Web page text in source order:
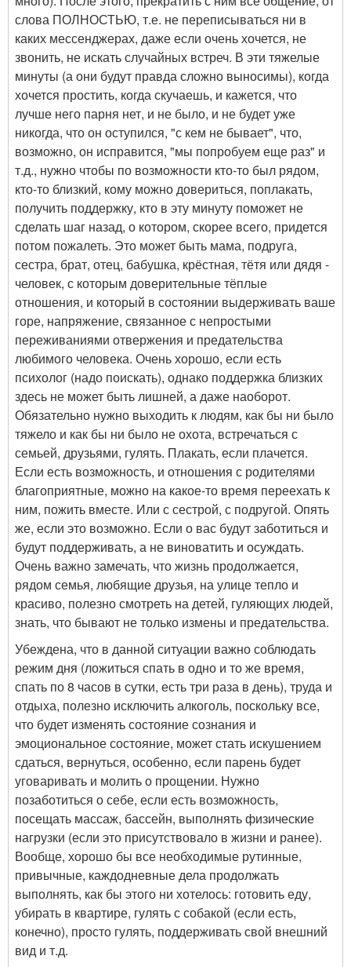
слова ПОЛНОСТЬЮ, т.е. не переписываться ни в
каких мессенджерах, даже если очень хочется, не
звонить, не искать случайных встреч. В эти тяжелые
минуты (а они будут правда сложно выносимы), когда
хочется простить, когда скучаешь, и кажется, что
лучше него парня нет, и не было, и не будет уже
никогда, что он оступился, "с кем не бывает", что,
возможно, он исправится, "мы попробуем еще раз" и
т.д., нужно чтобы по возможности кто-то был рядом,
кто-то близкий, кому можно довериться, поплакать,
получить поддержку, кто в эту минуту поможет не
сделать шаг назад, о котором, скорее всего, придется
потом пожалеть. Это может быть мама, подруга,
сестра, брат, отец, бабушка, крёстная, тётя или дядя -
человек, с которым доверительные тёплые
отношения, и который в состоянии выдерживать ваше
горе, напряжение, связанное с непростыми
переживаниями отвержения и предательства
любимого человека. Очень хорошо, если есть
психолог (надо поискать), однако поддержка близких
здесь не может быть лишней, а даже наоборот.
Обязательно нужно выходить к людям, как бы ни было
тяжело и как бы ни было не охота, встречаться с
семьей, друзьями, гулять. Плакать, если плачется.
Если есть возможность, и отношения с родителями
благоприятные, можно на какое-то время переехать к
ним, пожить вместе. Или с сестрой, с подругой. Опять
же, если это возможно. Если о вас будут заботиться и
будут поддерживать, а не виноватить и осуждать.
Очень важно замечать, что жизнь продолжается,
рядом семья, любящие друзья, на улице тепло и
красиво, полезно смотреть на детей, гуляющих людей,
знать, что бывают не только измены и предательства.
Убеждена, что в данной ситуации важно соблюдать
режим дня (ложиться спать в одно и то же время,
спать по 8 часов в сутки, есть три раза в день), труда и
отдыха, полезно исключить алкоголь, поскольку все,
что будет изменять состояние сознания и
эмоциональное состояние, может стать искушением
сдаться, вернуться, особенно, если парень будет
уговаривать и молить о прощении. Нужно
позаботиться о себе, если есть возможность,
посещать массаж, бассейн, выполнять физические
нагрузки (если это присутствовало в жизни и ранее).
Вообще, хорошо бы все необходимые рутинные,
привычные, каждодневные дела продолжать
выполнять, как бы этого ни хотелось: готовить еду,
убирать в квартире, гулять с собакой (если есть,
конечно), просто гулять, поддерживать свой внешний
вид и т.д.